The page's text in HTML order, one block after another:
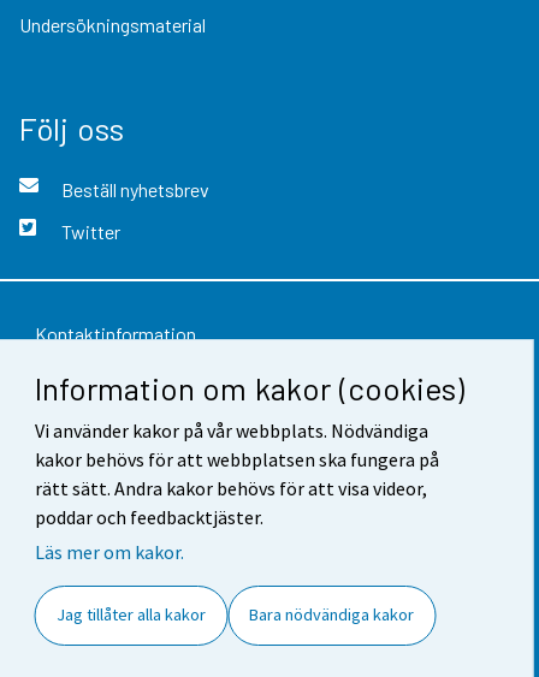
Information om kakor (cookies)
Vi använder kakor på vår webbplats. Nödvändiga
kakor behövs för att webbplatsen ska fungera på
rätt sätt. Andra kakor behövs för att visa videor,
poddar och feedbacktjäster.
Läs mer om kakor.
Jag tillåter alla kakor Bara nödvändiga kakor
Undersökningsmaterial
Följ oss
Beställ nyhetsbrev
Twitter
Kontaktinformation
Respons
Användarvillkor
Dataskydd
Tillgänglighet
Cookie-inställningar